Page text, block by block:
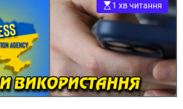
1 хв читання